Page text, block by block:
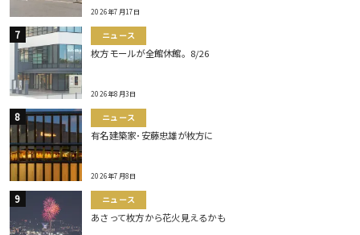
2026年7月17日
ニュース
枚方モールが全館休館。8/26
2026年8月3日
ニュース
有名建築家･安藤忠雄が枚方に
2026年7月8日
ニュース
あさって枚方から花火見えるかも